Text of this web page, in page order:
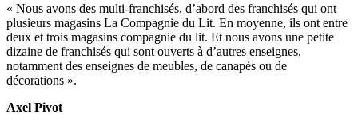
« Nous avons des multi-franchisés, d’abord des franchisés qui ont
plusieurs magasins La Compagnie du Lit. En moyenne, ils ont entre
deux et trois magasins compagnie du lit. Et nous avons une petite
dizaine de franchisés qui sont ouverts à d’autres enseignes,
notamment des enseignes de meubles, de canapés ou de
décorations ».
Axel Pivot